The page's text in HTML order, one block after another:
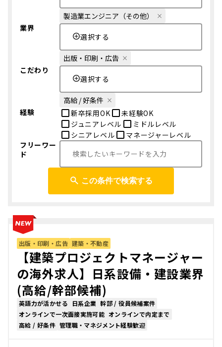
製造業エンジニア（その他）
業界
選択する
出版・印刷・広告
こだわり
選択する
高給 / 好条件
経験
新卒採用OK
未経験OK
ジュニアレベル
ミドルレベル
シニアレベル
マネージャーレベル
フリーワー
ド
この条件で検索する
出版・印刷・広告 建築・不動産
【建築プロジェクトマネージャー
の海外求人】日系設備・建設業界
(高給/幹部候補)
英語力が活かせる 日系企業 幹部 / 役員候補案件
オンラインで一次面接実施可能 オンラインで内定まで
高給 / 好条件 管理職・マネジメント経験歓迎